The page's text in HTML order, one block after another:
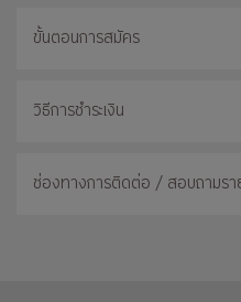
ขั้นตอนการสมัคร
วิธีการชำระเงิน
ช่องทางการติดต่อ / สอบถามราย